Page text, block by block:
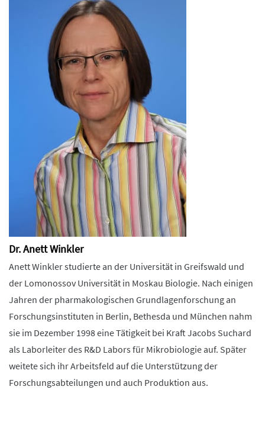
Dr. Anett Winkler
Anett Winkler studierte an der Universität in Greifswald und
der Lomonossov Universität in Moskau Biologie. Nach einigen
Jahren der pharmakologischen Grundlagenforschung an
Forschungsinstituten in Berlin, Bethesda und München nahm
sie im Dezember 1998 eine Tätigkeit bei Kraft Jacobs Suchard
als Laborleiter des R&D Labors für Mikrobiologie auf. Später
weitete sich ihr Arbeitsfeld auf die Unterstützung der
Forschungsabteilungen und auch Produktion aus.